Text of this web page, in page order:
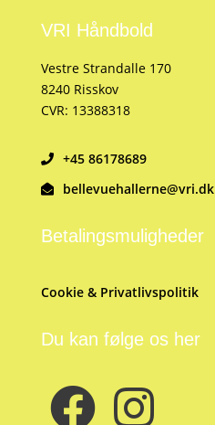
VRI Håndbold
Vestre Strandalle 170
8240 Risskov
CVR: 13388318
+45 86178689
bellevuehallerne@vri.dk
Betalingsmuligheder
Cookie & Privatlivspolitik
Du kan følge os her